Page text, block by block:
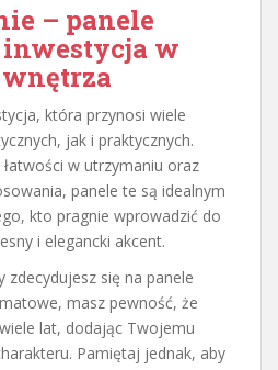
– panele
w
która przynosi wiele
jak i praktycznych.
w utrzymaniu oraz
panele te są idealnym
kto pragnie wprowadzić do
i elegancki akcent.
zdecydujesz się na panele
masz pewność, że
lat, dodając Twojemu
Pamiętaj jednak, aby